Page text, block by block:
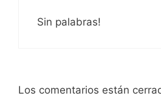
Sin palabras!
Los comentarios están